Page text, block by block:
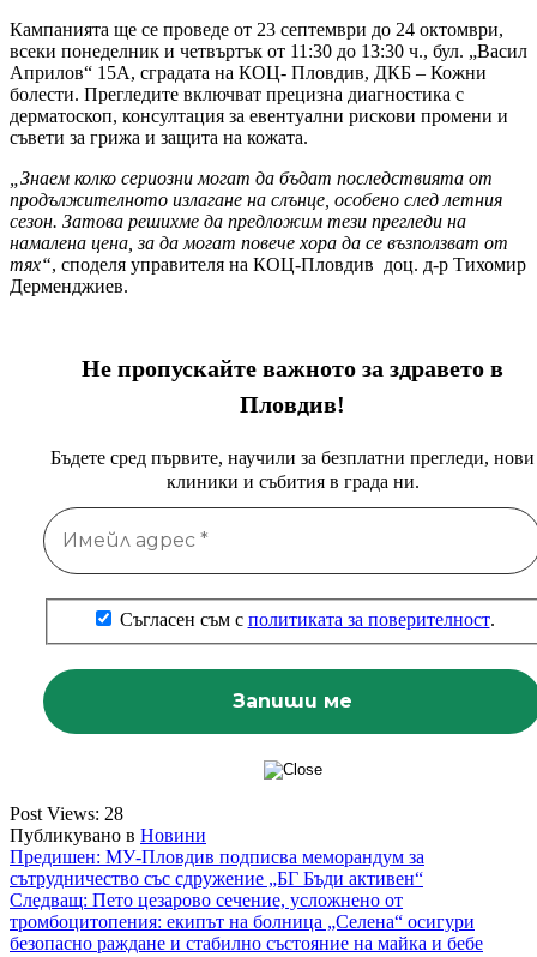
Кампанията ще се проведе от 23 септември до 24 октомври,
всеки понеделник и четвъртък от 11:30 до 13:30 ч., бул. „Васил
Априлов“ 15А, сградата на КОЦ- Пловдив, ДКБ – Кожни
болести. Прегледите включват прецизна диагностика с
дерматоскоп, консултация за евентуални рискови промени и
съвети за грижа и защита на кожата.
„Знаем колко сериозни могат да бъдат последствията от
продължителното излагане на слънце, особено след летния
сезон. Затова решихме да предложим тези прегледи на
намалена цена, за да могат повече хора да се възползват от
тях“, споделя управителя на КОЦ-Пловдив доц. д-р Тихомир
Дерменджиев.
Не пропускайте важното за здравето в
Пловдив!
Бъдете сред първите, научили за безплатни прегледи, нови
клиники и събития в града ни.
Съгласен съм с политиката за поверителност.
Post Views: 28
Публикувано в Новини
Навигация
Предишен: МУ-Пловдив подписва меморандум за
сътрудничество със сдружение „БГ Бъди активен“
Следващ: Пето цезарово сечение, усложнено от
тромбоцитопения: екипът на болница „Селена“ осигури
безопасно раждане и стабилно състояние на майка и бебе